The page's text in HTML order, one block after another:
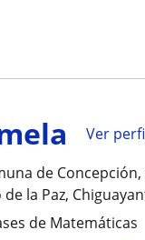
Ver
de
de la Paz,
de Matemáticas